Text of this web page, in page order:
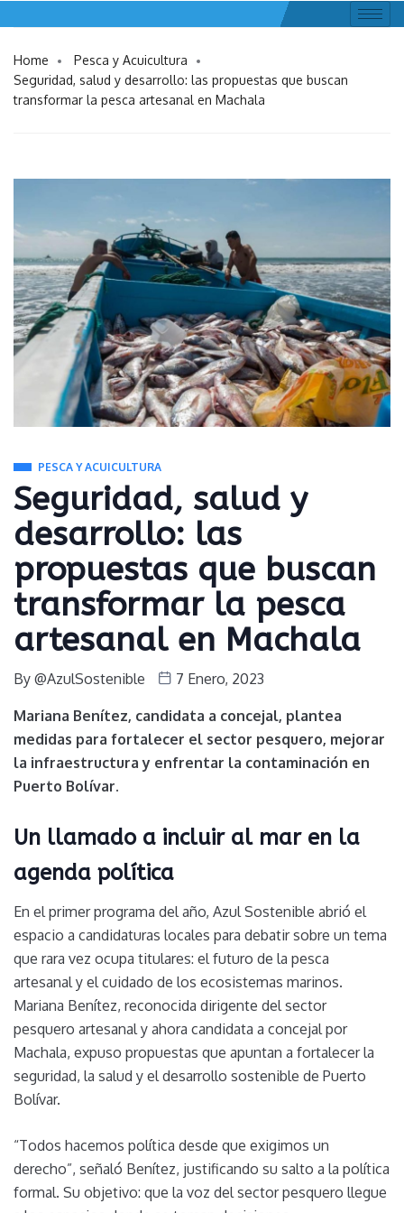
Home
Pesca y Acuicultura
Seguridad, salud y desarrollo: las propuestas que buscan
transformar la pesca artesanal en Machala
PESCA Y ACUICULTURA
Seguridad, salud y
desarrollo: las
propuestas que buscan
transformar la pesca
artesanal en Machala
By @AzulSostenible 7 Enero, 2023
Mariana Benítez, candidata a concejal, plantea
medidas para fortalecer el sector pesquero, mejorar
la infraestructura y enfrentar la contaminación en
Puerto Bolívar.
Un llamado a incluir al mar en la
agenda política
En el primer programa del año, Azul Sostenible abrió el
espacio a candidaturas locales para debatir sobre un tema
que rara vez ocupa titulares: el futuro de la pesca
artesanal y el cuidado de los ecosistemas marinos.
Mariana Benítez, reconocida dirigente del sector
pesquero artesanal y ahora candidata a concejal por
Machala, expuso propuestas que apuntan a fortalecer la
seguridad, la salud y el desarrollo sostenible de Puerto
Bolívar.
“Todos hacemos política desde que exigimos un
derecho”, señaló Benítez, justificando su salto a la política
formal. Su objetivo: que la voz del sector pesquero llegue